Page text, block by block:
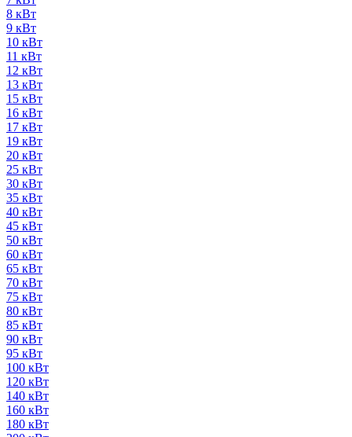
8 кВт
9 кВт
10 кВт
11 кВт
12 кВт
13 кВт
15 кВт
16 кВт
17 кВт
19 кВт
20 кВт
25 кВт
30 кВт
35 кВт
40 кВт
45 кВт
50 кВт
60 кВт
65 кВт
70 кВт
75 кВт
80 кВт
85 кВт
90 кВт
95 кВт
100 кВт
120 кВт
140 кВт
160 кВт
180 кВт